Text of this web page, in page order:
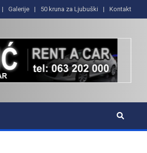
Galerije 50 kruna za Ljubuški Kontakt